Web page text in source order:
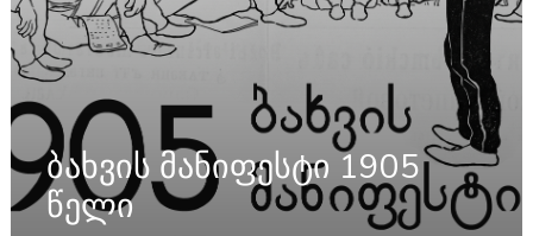
ბახვის მანიფესტი 1905
წელი